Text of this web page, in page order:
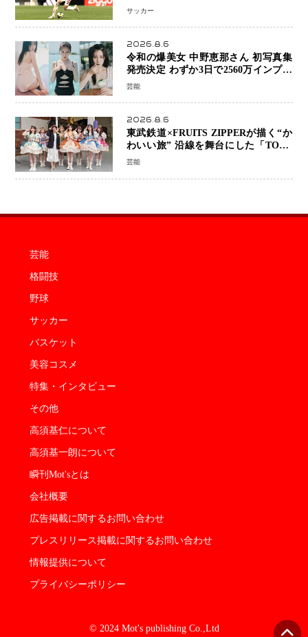
前 メディカルチェックも通過
サッカー
2026.8.6
令和の爆美女 中野恵那さん 初写真集
発売決定 わずか3日で2560万インプレ
ッションを記録した話題の美貌を凝縮
芸能
2026.8.6
東武鉄道×FRUITS ZIPPERが描く“か
わいい旅” 沿線を舞台にした「TOBU
KAWAII PROJECT」が開幕
芸能
芸能
格闘技
野球
サッカー
バスケット
美容コスメ
特集・インタビュー
その他
高須基仁について
高須基一朗について
瞬刊Mot'sとは
会社概要
広告掲載に関するお問い合わせ
プレスリリース掲載に関するお問い合わせ
情報提供について
プライバシーポリシー
© 2024 Mot's publishing Co.,Ltd